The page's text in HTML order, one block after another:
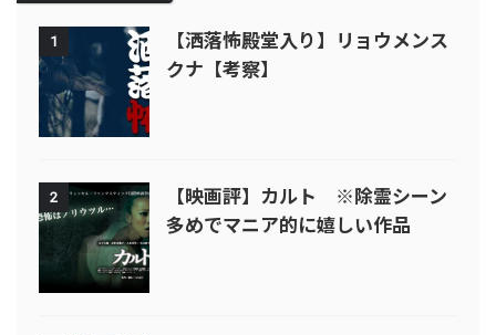
1
【洒落怖殿堂入り】リョウメンス
クナ【考察】
2
【映画評】カルト ※除霊シーン
多めでマニア的に嬉しい作品